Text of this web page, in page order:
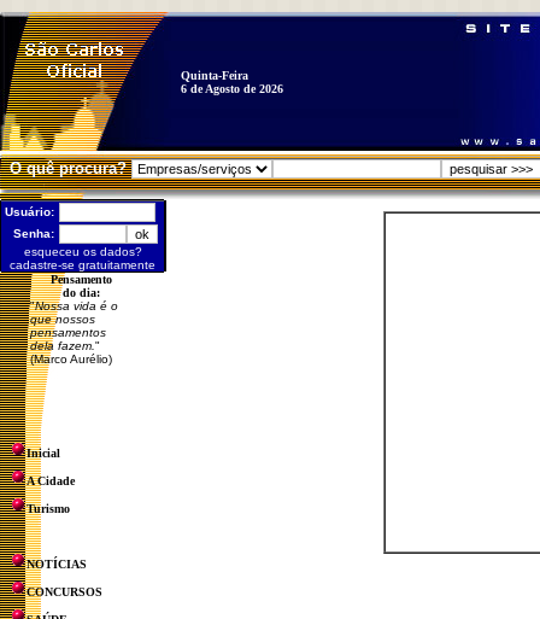
Quinta-Feira
6 de Agosto de 2026
O quê procura?
Usuário:
Senha:
esqueceu os dados?
cadastre-se gratuitamente
Pensamento
do dia:
"Nossa vida é o
que nossos
pensamentos
dela fazem. "
(Marco Aurélio)
Inicial
A Cidade
Turismo
NOTÍCIAS
CONCURSOS